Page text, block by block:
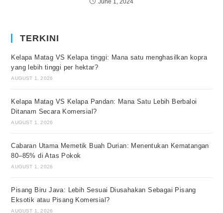
June 1, 2024
TERKINI
Kelapa Matag VS Kelapa tinggi: Mana satu menghasilkan kopra
yang lebih tinggi per hektar?
AUGUST 1, 2026
Kelapa Matag VS Kelapa Pandan: Mana Satu Lebih Berbaloi
Ditanam Secara Komersial?
AUGUST 1, 2026
Cabaran Utama Memetik Buah Durian: Menentukan Kematangan
80–85% di Atas Pokok
AUGUST 1, 2026
Pisang Biru Java: Lebih Sesuai Diusahakan Sebagai Pisang
Eksotik atau Pisang Komersial?
AUGUST 1, 2026